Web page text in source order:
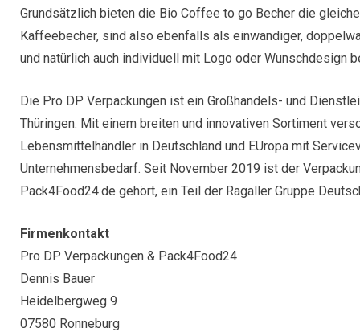
Grundsätzlich bieten die Bio Coffee to go Becher die
Kaffeebecher, sind also ebenfalls als einwandiger,
und natürlich auch individuell mit Logo oder Wunschdesign
Die Pro DP Verpackungen ist ein Großhandels- und
Thüringen. Mit einem breiten und innovativen Sortiment
Lebensmittelhändler in Deutschland und EUropa mit
Unternehmensbedarf. Seit November 2019 ist der
Pack4Food24.de gehört, ein Teil der Ragaller Gruppe
Firmenkontakt
Pro DP Verpackungen & Pack4Food24
Dennis Bauer
Heidelbergweg 9
07580 Ronneburg